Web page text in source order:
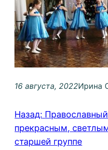
16 августа, 2022Ирина
Назад:
прекрасным,
старшей группе